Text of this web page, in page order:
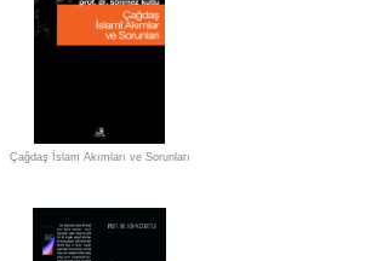
Çağdaş İslam Akımları ve Sorunları